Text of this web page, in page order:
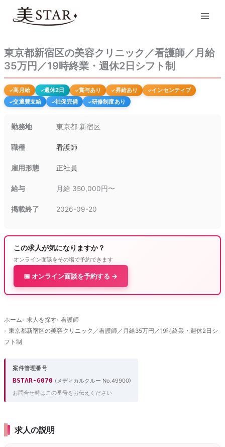
キ
ッ
プ
東京都新宿区の美容クリニック／看護師／月給
35万円／19時終業・週休2日シフト制
高月給 週休2日 賞与あり 昇給あり
インセンティブ
交通費支給
社保完備 研修制度あり
勤務地 東京都 新宿区
職種 看護師
雇用形態 正社員
給与 月給 350,000円〜
掲載終了 2026-09-20
この求人が気になりますか？
オンライン面談をその場で予約できます
📅 オンライン面談を予約する →
ホーム 求人を探す
看護師
東京都新宿区の美容クリニック／看護師／月給35万円／19時終業・週休2日シ
フト制
案件管理番号
BSTAR-6070 (メディカルクルー No.49900)
お問合せ時はこの番号をお伝えください
求人の説明